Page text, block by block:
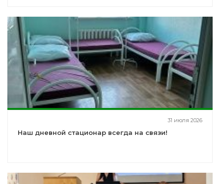
31 июля 2026
Наш дневной стационар всегда на связи!